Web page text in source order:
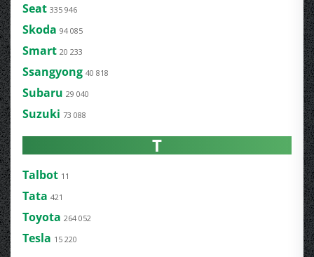
Seat 335 946
Skoda 94 085
Smart 20 233
Ssangyong 40 818
Subaru 29 040
Suzuki 73 088
T
Talbot 11
Tata 421
Toyota 264 052
Tesla 15 220